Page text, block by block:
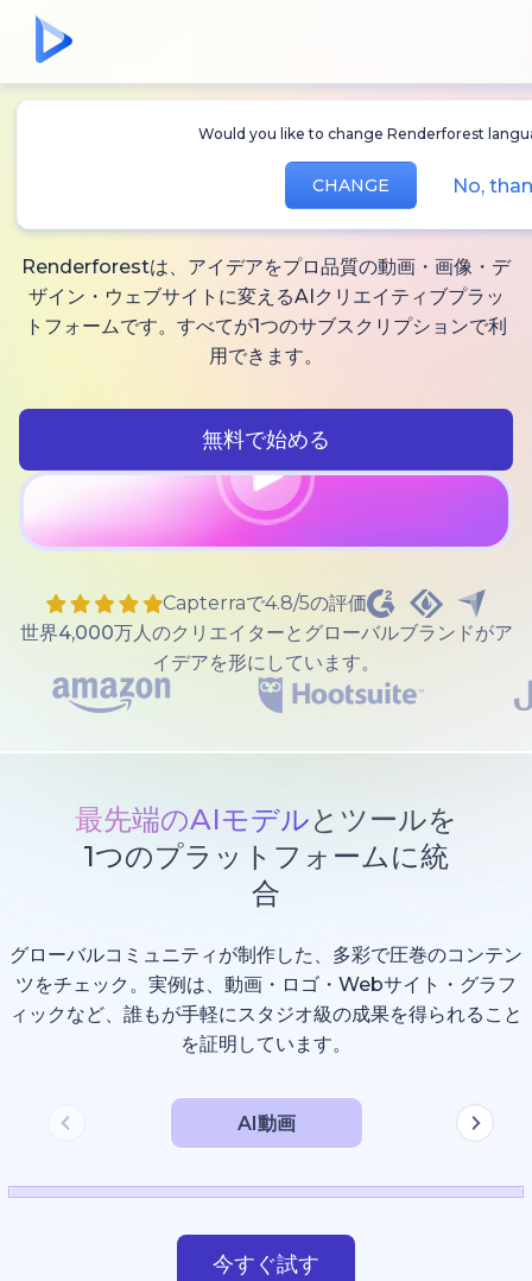
Would you like to change Renderforest
CHANGE No,
無制限に作れるAI動
画像と音声
Renderforestは、アイデアをプロ品質の動画・画像・デ
ザイン・ウェブサイトに変えるAIクリエイティブプラッ
トフォームです。すべてが1つのサブスクリプションで利
用できます。
無料で始める
Capterraで4.8/5の評価
世界4,000万人のクリエイターとグローバルブランドがア
イデアを形にしています。
最先端のAIモデルとツールを
1つのプラットフォームに統
合
グローバルコミュニティが制作した、多彩で圧巻のコンテン
ツをチェック。実例は、動画・ロゴ・Webサイト・グラフ
ィックなど、誰もが手軽にスタジオ級の成果を得られること
を証明しています。
AI動画
今すぐ試す